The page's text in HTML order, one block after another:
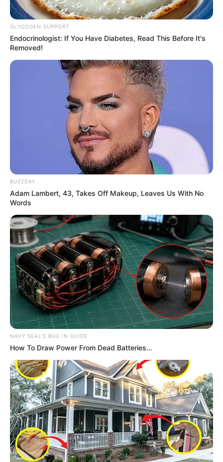
L’accès au site est 100% gratuit, on vous sollicite s.v.p
pour nous soutenir avec un petit clic sur un des
boutons, merci à vous.
UTILE PAS UTILE ?
GLYCOGEN SUPPORT
Endocrinologist: If You Have Diabetes, Read This Before It's
Removed!
BUZZDAY
Adam Lambert, 43, Takes Off Makeup, Leaves Us With No
Words
NAVY SEAL'S BUG IN GUIDE
How To Draw Power From Dead Batteries…